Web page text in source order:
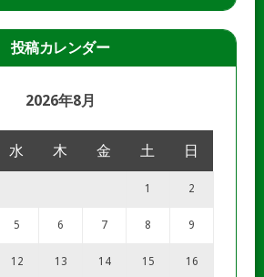
投稿カレンダー
2026年8月
水 木 金 土 日
1 2
5 6 7 8 9
12 13 14 15 16